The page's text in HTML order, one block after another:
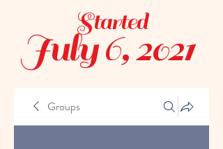
July 6, 2021
Started
Groups